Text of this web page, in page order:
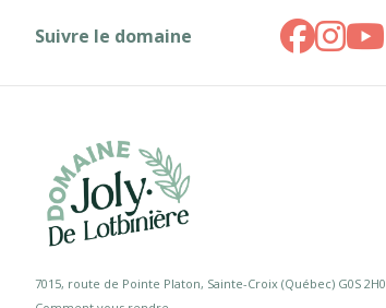
Suivre le domaine
7015, route de Pointe Platon, Sainte-Croix (Québec) G0S 2H0